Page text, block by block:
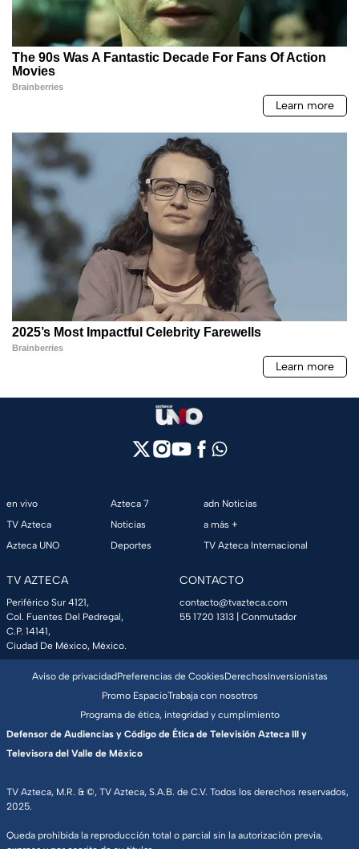
en vivo
TV Azteca
Azteca UNO
Azteca 7
Noticias
Deportes
adn Noticias
a más +
TV Azteca Internacional
TV AZTECA
Periférico Sur 4121,
Col. Fuentes Del Pedregal,
C.P. 14141,
Ciudad De México, México.
CONTACTO
contacto@tvazteca.com
55 1720 1313 | Conmutador
TV Azteca, M.R. & ©, TV Azteca, S.A.B. de C.V. Todos los derechos reservados,
2025.
Queda prohibida la reproducción total o parcial sin la autorización previa,
Aviso de privacidadPreferencias de CookiesDerechosInversionistas
Promo EspacioTrabaja con nosotros
Programa de ética, integridad y cumplimiento
Defensor de Audiencias y Código de Ética de Televisión Azteca III y
Televisora del Valle de México